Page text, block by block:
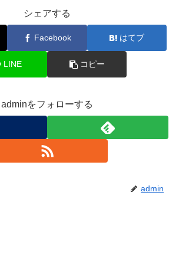
シェアする
Facebook はてブ
LINE コピー
adminをフォローする
admin